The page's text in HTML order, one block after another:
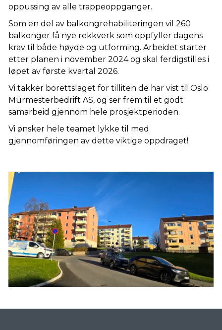
oppussing av alle trappeoppganger.
Som en del av balkongrehabiliteringen vil 260
balkonger få nye rekkverk som oppfyller dagens
krav til både høyde og utforming. Arbeidet starter
etter planen i november 2024 og skal ferdigstilles i
løpet av første kvartal 2026.
Vi takker borettslaget for tilliten de har vist til Oslo
Murmesterbedrift AS, og ser frem til et godt
samarbeid gjennom hele prosjektperioden.
Vi ønsker hele teamet lykke til med
gjennomføringen av dette viktige oppdraget!